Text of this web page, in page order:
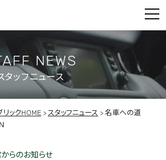
PARTS
CONTACT
POLICY
NEWS
タッフニュース
ックHOME スタッフニュース
名車への道
Ｎ
らのお知らせ